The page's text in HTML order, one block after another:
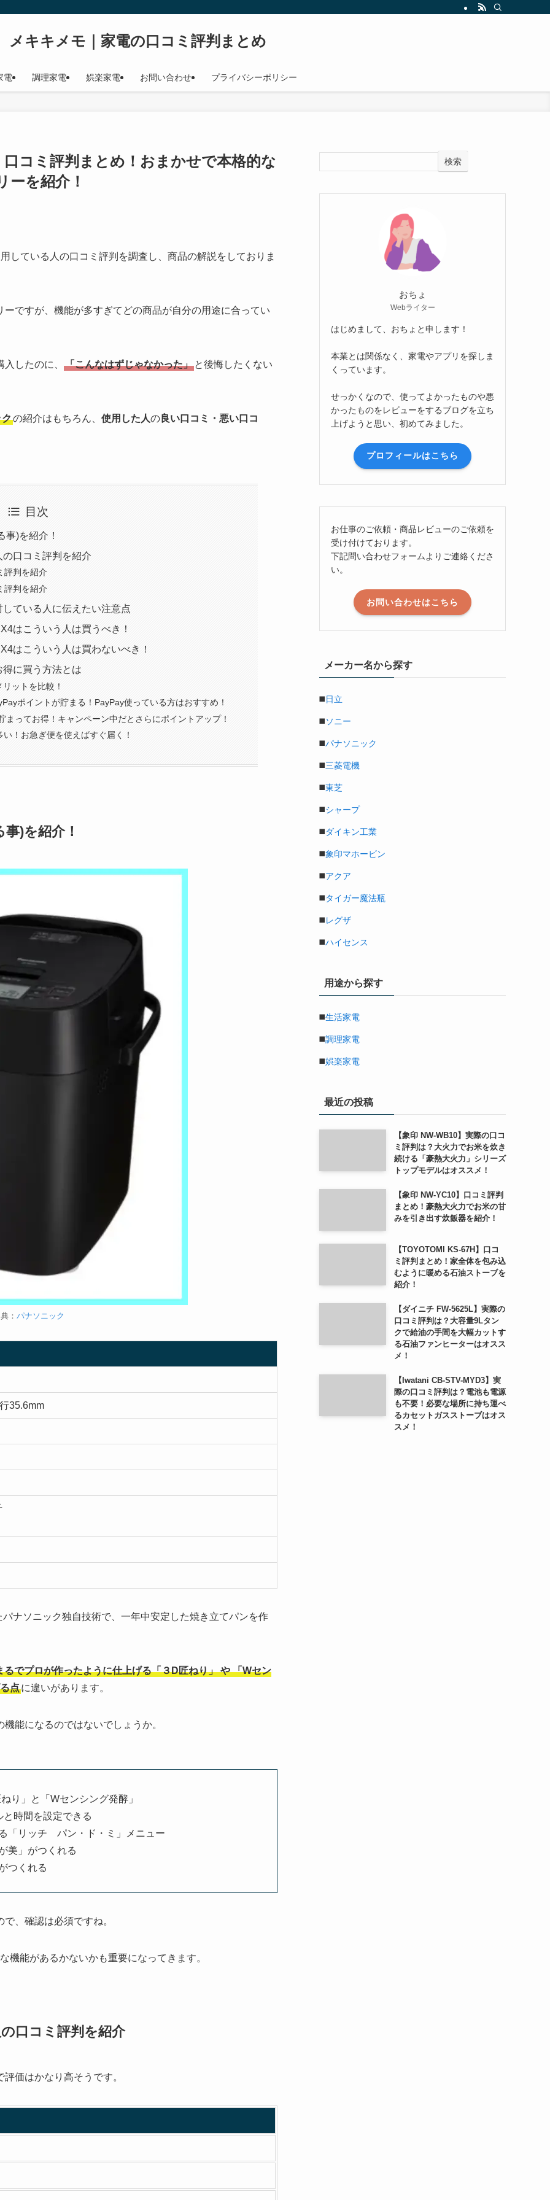
メキキメモ｜家電の口コミ評判まとめ
電 調理家電 娯楽家電 お問い合わせ プライバシーポリシー
コミ評判まとめ！おまかせで本格的な
ーを紹介！
している人の口コミ評判を調査し、商品の解説をしておりま
ですが、機能が多すぎてどの商品が自分の用途に合ってい
したのに、 「こんなはずじゃなかった」 と後悔したくない
クの紹介はもちろん、 使用した人の 良い口コミ・悪い口コ
目次
)を紹介！
口コミ評判を紹介
評判を紹介
評判を紹介
ている人に伝えたい注意点
はこういう人は買うべき！
はこういう人は買わないべき！
に買う方法とは
ットを比較！
ポイントが貯まる！PayPay使っている方はおすすめ！
ってお得！キャンペーン中だとさらにポイントアップ！
！お急ぎ便を使えばすぐ届く！
)を紹介！
： パナソニック
35.6mm
ナソニック独自技術で、一年中安定した焼き立てパンを作
るでプロが作ったように仕上げる「３D匠ねり」 や 「Wセン
点に違いがあります。
能になるのではないでしょうか。
り」と「Wセンシング発酵」
時間を設定できる
「リッチ パン・ド・ミ」メニュー
美」がつくれる
つくれる
、確認は必須ですね。
な機能があるかないかも重要になってきます。
口コミ評判を紹介
価はかなり高そうです。
検索
おちょ
Webライター
はじめまして、おちょと申します！
本業とは関係なく、家電やアプリを探しま
くっています。
せっかくなので、使ってよかったものや悪
かったものをレビューをするブログを立ち
上げようと思い、初めてみました。
プロフィールはこちら
お仕事のご依頼・商品レビューのご依頼を
受け付けております。
下記問い合わせフォームよりご連絡くださ
い。
お問い合わせはこちら
メーカー名から探す
◼️日立
◼️ソニー
◼️パナソニック
◼️三菱電機
◼️東芝
◼️シャープ
◼️ダイキン工業
◼️象印マホービン
◼️アクア
◼️タイガー魔法瓶
◼️レグザ
◼️ハイセンス
用途から探す
◼️生活家電
◼️調理家電
◼️娯楽家電
最近の投稿
【象印 NW-WB10】実際の口コ
ミ評判は？大火力でお米を炊き
続ける「豪熱大火力」シリーズ
トップモデルはオススメ！
【象印 NW-YC10】口コミ評判
まとめ！豪熱大火力でお米の甘
みを引き出す炊飯器を紹介！
【TOYOTOMI KS-67H】口コ
ミ評判まとめ！家全体を包み込
むように暖める石油ストーブを
紹介！
【ダイニチ FW-5625L】実際の
口コミ評判は？大容量9Lタン
クで給油の手間を大幅カットす
る石油ファンヒーターはオスス
メ！
【Iwatani CB-STV-MYD3】実
際の口コミ評判は？電池も電源
も不要！必要な場所に持ち運べ
るカセットガスストーブはオス
スメ！